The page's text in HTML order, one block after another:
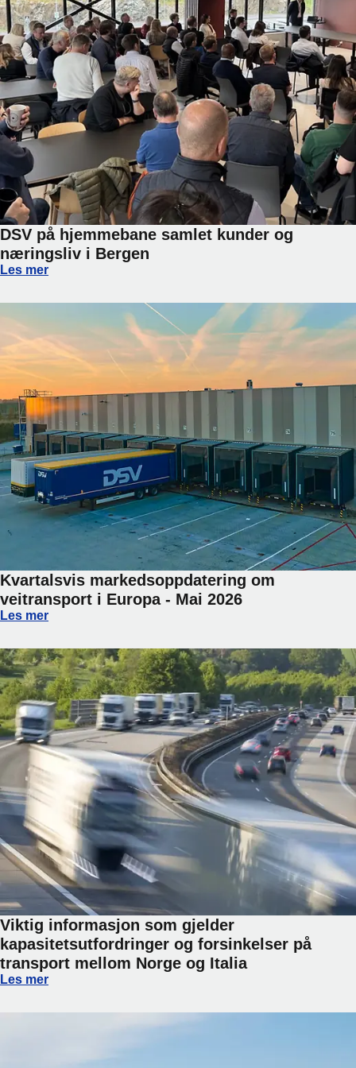
DSV på hjemmebane samlet kunder og
næringsliv i Bergen
DSV på hjemmebane samlet kunder og næringsliv i Bergen
Les mer
Kvartalsvis markedsoppdatering om
veitransport i Europa - Mai 2026
Kvartalsvis markedsoppdatering om veitransport i Europa -
Les mer
Viktig informasjon som gjelder
kapasitetsutfordringer og forsinkelser på
transport mellom Norge og Italia
Viktig informasjon som gjelder kapasitetsutfordringer og
Les mer